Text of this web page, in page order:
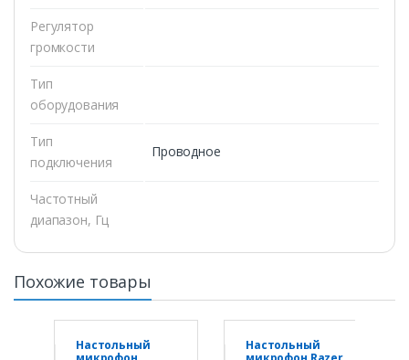
Регулятор
громкости
Тип
оборудования
Тип
подключения
Проводное
Частотный
диапазон, Гц
Похожие товары
Настольный
Настольный